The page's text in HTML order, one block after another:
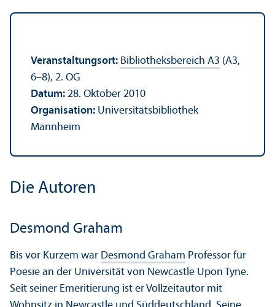
Veranstaltungs­ort: Bibliotheks­bereich A3 (A3,
6–8), 2. OG
Datum: 28. Oktober 2010
Organisation: Universitäts­bibliothek
Mannheim
Die Autoren
Desmond Graham
Bis vor Kurzem war Desmond Graham Professor für
Poesie an der Universität von Newcastle Upon Tyne.
Seit seiner Emeritierung ist er Vollzeitautor mit